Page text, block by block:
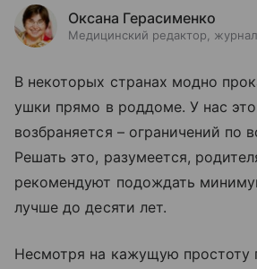
Оксана Герасименко
Медицинский редактор,
В некоторых странах модно
ушки прямо в роддоме. У нас
возбраняется – ограничений по
Решать это, разумеется,
рекомендуют подождать
лучше до десяти лет.
Несмотря на кажущую простоту